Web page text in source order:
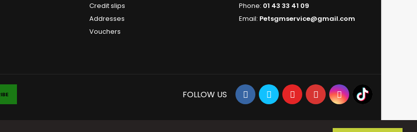
Credit slips
Addresses
Vouchers
Phone: 01 43 33 41 09
Email: Petsgmservice@gmail.com
FOLLOW US